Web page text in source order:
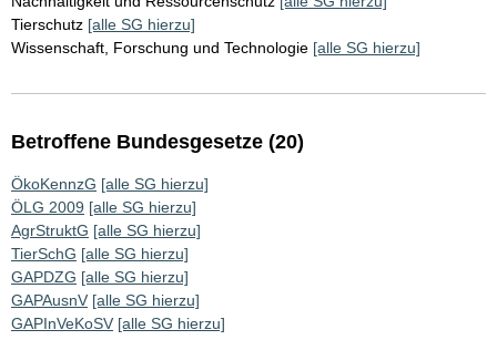
Tierschutz [alle SG hierzu]
Wissenschaft, Forschung und Technologie [alle SG hierzu]
Betroffene Bundesgesetze (20)
ÖkoKennzG [alle SG hierzu]
ÖLG 2009 [alle SG hierzu]
AgrStruktG [alle SG hierzu]
TierSchG [alle SG hierzu]
GAPDZG [alle SG hierzu]
GAPAusnV [alle SG hierzu]
GAPInVeKoSV [alle SG hierzu]